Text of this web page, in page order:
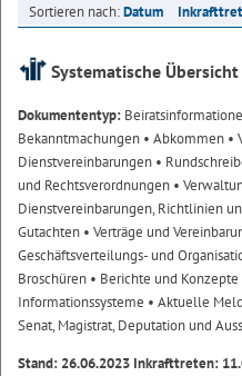
Sortieren nach:Datum
Systematische Übersicht
Dokumententyp:
Bekanntmachungen • Abkommen •
Dienstvereinbarungen •
und Rechtsverordnungen •
Dienstvereinbarungen, Richtlinien
Gutachten • Verträge und
Geschäftsverteilungs- und
Broschüren • Berichte und Konzepte
Informationssysteme • Aktuelle
Senat, Magistrat, Deputation und
Stand: 26.06.2023 Inkrafttreten: